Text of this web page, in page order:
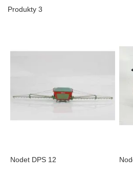
Produkty 3
Nodet DPS 12